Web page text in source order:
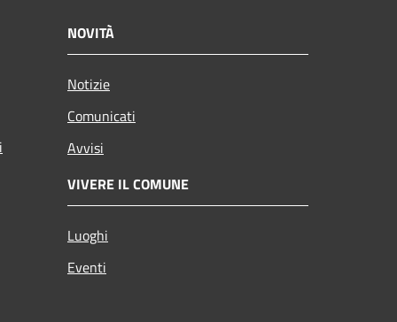
NOVITÀ
Notizie
Comunicati
Avvisi
VIVERE IL COMUNE
Luoghi
Eventi